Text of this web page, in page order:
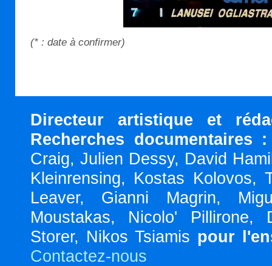
(* : date à confirmer)
Directeur artistique et
Recherches documentaires :
Craig, Julien Dessy, David
Kleinrensing, Kostas Kolovos,
Leaver, Gianni Magrin,
Moustakas, Nicolo' Pillirone,
Storer, Nikos Tsiamis pour
Contactez-nous